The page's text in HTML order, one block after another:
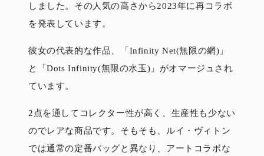
しました。その人気の高さから2023年に再コラボ
を発表しています。
彼女の代表的な作品、「Infinity Net(無限の網)」
と「Dots Infinity(無限の水玉)」がオマージュされ
ています。
2点を通してコレクター性が高く、生産性も少ない
のでレアな商品です。そもそも、ルイ・ヴィトン
では通常の定番バッグと異なり、アートコラボな